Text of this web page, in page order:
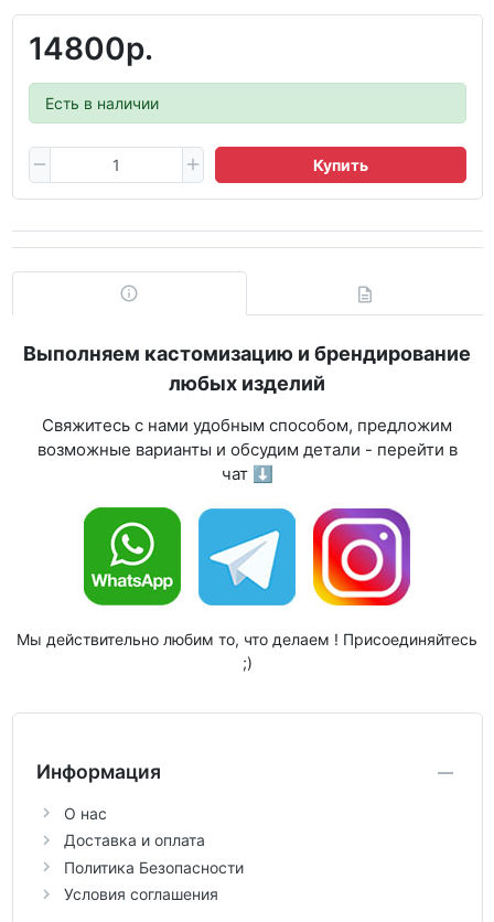
14800р.
Есть в наличии
Купить
Выполняем кастомизацию и брендирование
любых изделий
Свяжитесь с нами удобным способом, предложим
возможные варианты и обсудим детали - перейти в
чат ⬇
Мы действительно любим то, что делаем ! Присоединяйтесь
;)
Информация
О нас
Доставка и оплата
Политика Безопасности
Условия соглашения